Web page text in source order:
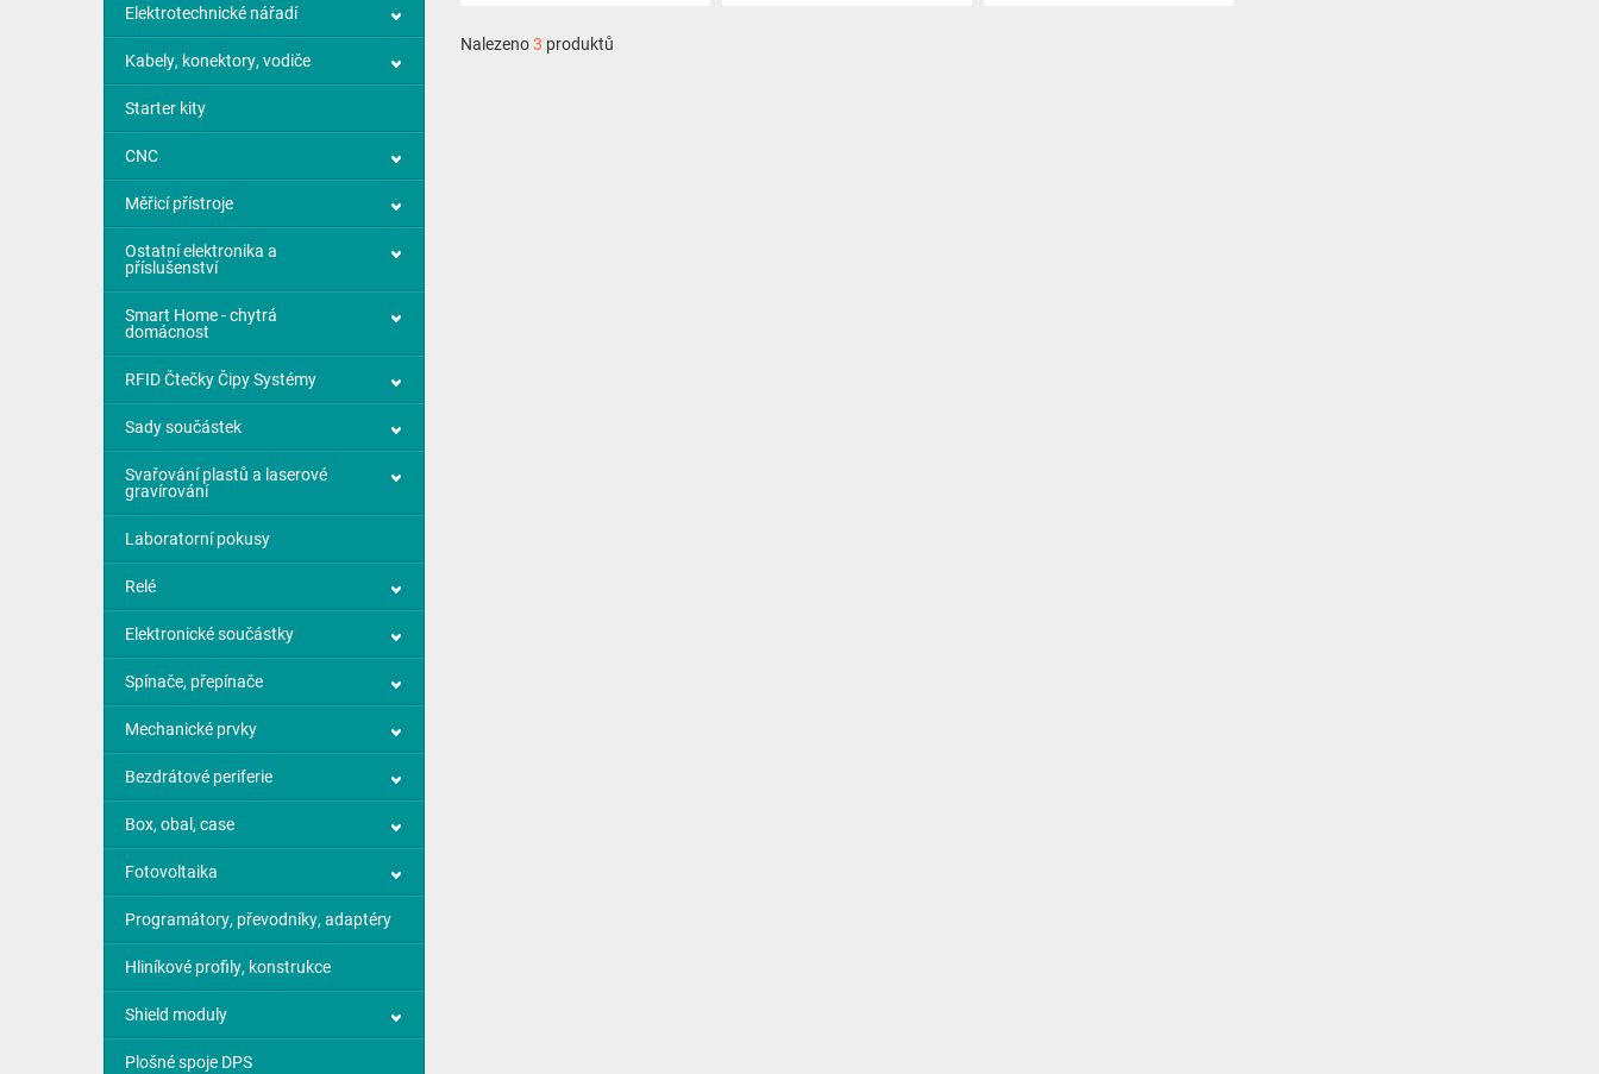
Nalezeno3 produktů
Elektrotechnické nářadí
Kabely, konektory, vodiče
Starter kity
CNC
Měřicí přístroje
Ostatní elektronika a
příslušenství
Smart Home - chytrá
domácnost
RFID Čtečky Čipy Systémy
Sady součástek
Svařování plastů a laserové
gravírování
Laboratorní pokusy
Relé
Elektronické součástky
Spínače, přepínače
Mechanické prvky
Bezdrátové periferie
Box, obal, case
Fotovoltaika
Programátory, převodníky, adaptéry
Hliníkové profily, konstrukce
Shield moduly
Plošné spoje DPS